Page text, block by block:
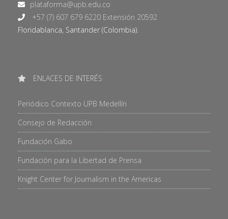
+57 (7) 607 679 6220 Extensión 20592
Floridablanca, Santander (Colombia).
ENLACES DE INTERÉS
Periódico Contexto UPB Medellín
Consejo de Redacción
Fundación Gabo
Fundación para la Libertad de Prensa
Knight Center for Journalism in the Americas